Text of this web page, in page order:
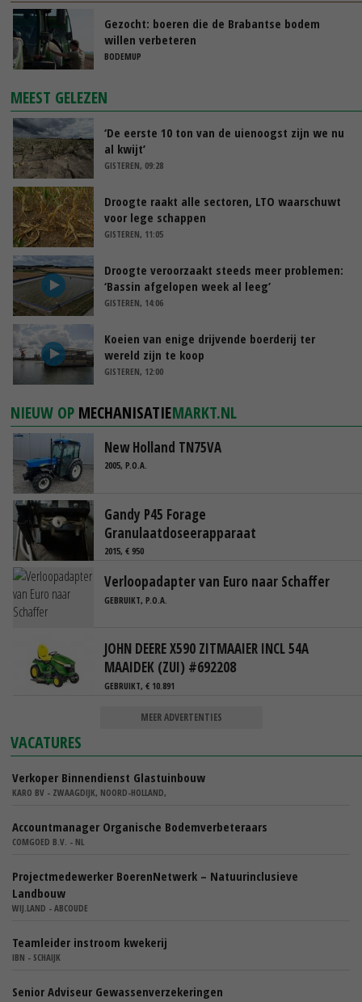
Gezocht: boeren die de Brabantse bodem
willen verbeteren
BODEMUP
MEEST GELEZEN
‘De eerste 10 ton van de uienoogst zijn we nu
al kwijt’
GISTEREN, 09:28
Droogte raakt alle sectoren, LTO waarschuwt
voor lege schappen
GISTEREN, 11:05
Droogte veroorzaakt steeds meer problemen:
‘Bassin afgelopen week al leeg’
GISTEREN, 14:06
Koeien van enige drijvende boerderij ter
wereld zijn te koop
GISTEREN, 12:00
NIEUW OP MECHANISATIEMARKT.NL
New Holland TN75VA
2005, P.O.A.
Gandy P45 Forage
Granulaatdoseerapparaat
2015, € 950
Verloopadapter van Euro naar Schaffer
GEBRUIKT, P.O.A.
JOHN DEERE X590 ZITMAAIER INCL 54A
MAAIDEK (ZUI) #692208
GEBRUIKT, € 10.891
MEER ADVERTENTIES
VACATURES
Verkoper Binnendienst Glastuinbouw
KARO BV - ZWAAGDIJK, NOORD-HOLLAND,
Accountmanager Organische Bodemverbeteraars
COMGOED B.V. - NL
Projectmedewerker BoerenNetwerk – Natuurinclusieve
Landbouw
WIJ.LAND - ABCOUDE
Teamleider instroom kwekerij
IBN - SCHAIJK
Senior Adviseur Gewassenverzekeringen